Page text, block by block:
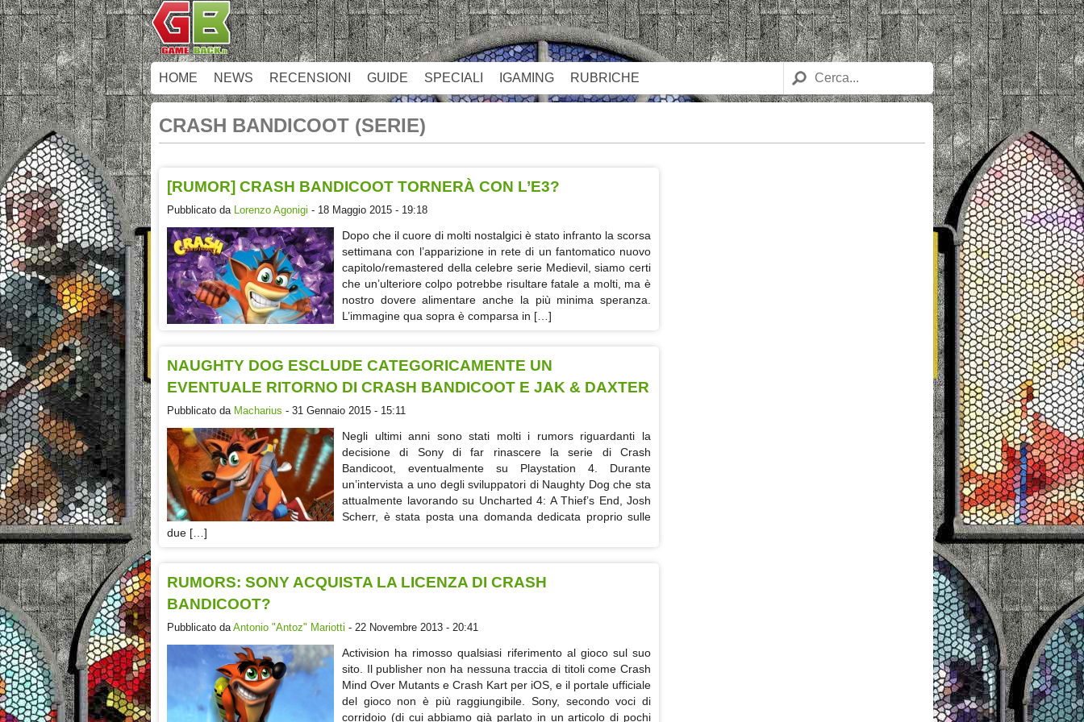
HOME NEWS RECENSIONI GUIDE SPECIALI IGAMING RUBRICHE
CRASH BANDICOOT (SERIE)
[RUMOR] CRASH BANDICOOT TORNERÀ CON L’E3?
Pubblicato da Lorenzo Agonigi - 18 Maggio 2015 - 19:18
Dopo che il cuore di molti nostalgici è stato infranto la scorsa
settimana con l’apparizione in rete di un fantomatico nuovo
capitolo/remastered della celebre serie Medievil, siamo certi
che un’ulteriore colpo potrebbe risultare fatale a molti, ma è
nostro dovere alimentare anche la più minima speranza.
L’immagine qua sopra è comparsa in […]
NAUGHTY DOG ESCLUDE CATEGORICAMENTE UN
EVENTUALE RITORNO DI CRASH BANDICOOT E JAK & DAXTER
Pubblicato da Macharius - 31 Gennaio 2015 - 15:11
Negli ultimi anni sono stati molti i rumors riguardanti la
decisione di Sony di far rinascere la serie di Crash
Bandicoot, eventualmente su Playstation 4. Durante
un’intervista a uno degli sviluppatori di Naughty Dog che sta
attualmente lavorando su Uncharted 4: A Thief’s End, Josh
Scherr, è stata posta una domanda dedicata proprio sulle
due […]
RUMORS: SONY ACQUISTA LA LICENZA DI CRASH
BANDICOOT?
Pubblicato daAntonio "Antoz" Mariotti - 22 Novembre 2013 - 20:41
Activision ha rimosso qualsiasi riferimento al gioco sul suo
sito. Il publisher non ha nessuna traccia di titoli come Crash
Mind Over Mutants e Crash Kart per iOS, e il portale ufficiale
del gioco non è più raggiungibile. Sony, secondo voci di
corridoio (di cui abbiamo già parlato in un articolo di pochi